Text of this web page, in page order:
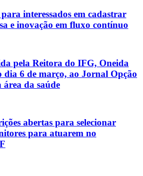
interessados em cadastrar
e inovação em fluxo contínuo
pela Reitora do IFG, Oneida
6 de março, ao Jornal Opção
área da saúde
abertas para selecionar
para atuarem no